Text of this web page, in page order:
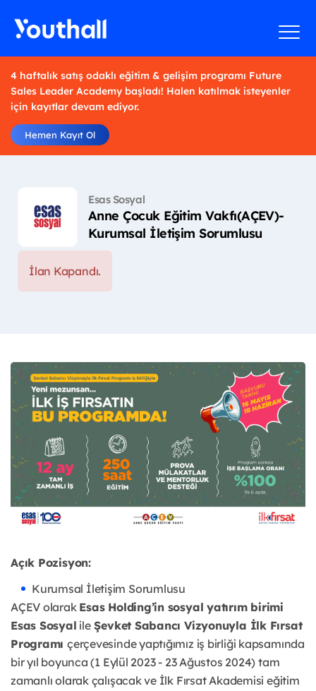
4 haftalık satış odaklı eğitim & gelişim programı Future
Sales Leader Academy başladı! Halen katılmak isteyenler
için kayıtlar devam ediyor.
Hemen Kayıt Ol
Esas Sosyal
Anne Çocuk Eğitim Vakfı(AÇEV)-
Kurumsal İletişim Sorumlusu
İlan Kapandı.
Açık Pozisyon:
Kurumsal İletişim Sorumlusu
AÇEV olarak Esas Holding’in sosyal yatırım birimi
Esas Sosyal ileŞevket Sabancı Vizyonuyla İlk Fırsat
Programı çerçevesinde yaptığımız iş birliği kapsamında
bir yıl boyunca (1 Eylül 2023 - 23 Ağustos 2024) tam
zamanlı olarak çalışacak ve İlk Fırsat Akademisi eğitim